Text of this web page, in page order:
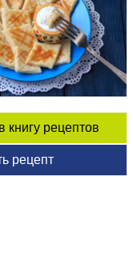
книгу рецептов
рецепт